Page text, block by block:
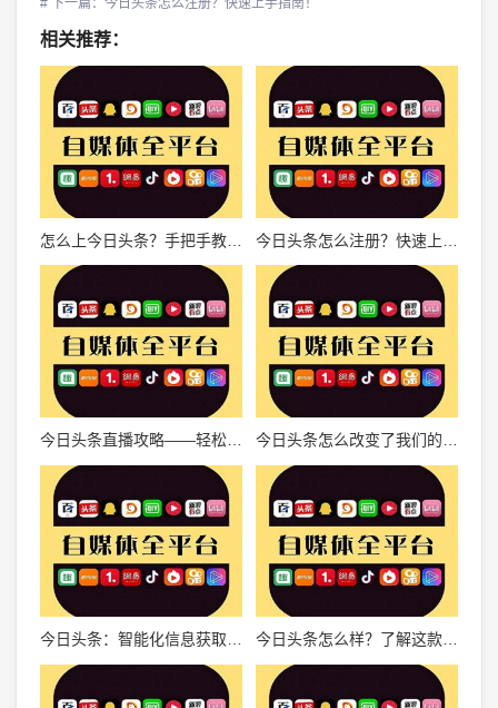
# 下一篇：今日头条怎么注册？快速上手指南！
相关推荐：
怎么上今日头条？手把手教你成为自媒体大咖！
今日头条直播攻略——轻松开启直播新时代
今日头条：智能化信息获取的全新体验 今日头条怎么样？了解这款内容平台如何引领资讯时代